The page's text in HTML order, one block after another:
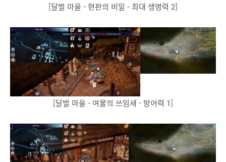
[달벌 마을 - 현판의 비밀 - 최대 생명력 2]
[달벌 마을 - 여물의 쓰임새 - 방어력 1]